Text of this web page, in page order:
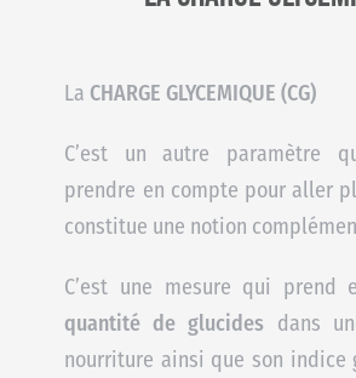
La CHARGE GLYCEMIQUE (CG)
C’est un autre paramètre
prendre en compte pour aller
constitue une notion
C’est une mesure qui prend
quantité de glucides dans
nourriture ainsi que son indice